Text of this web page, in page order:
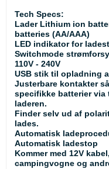
Tech Specs:
Lader Lithium ion
batteries (AA/AAA)
LED indikator for
Switchmode
110V - 240V
USB stik til opladning
Justerbare kontakter
specifikke batterier via
laderen.
Finder selv ud af
lades.
Automatisk
Automatisk ladestop
Kommer med 12V
campingvogne og